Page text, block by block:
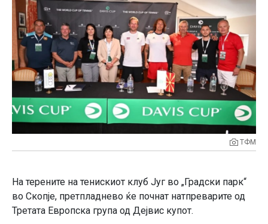
ТФМ
На терените на тенискиот клуб Југ во „Градски парк“
во Скопје, претпладнево ќе почнат натпреварите од
Третата Европска група од Дејвис купот.